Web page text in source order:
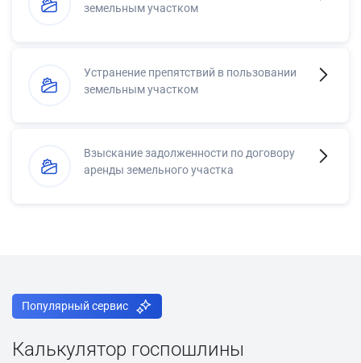
земельным участком
Устранение препятствий в пользовании
земельным участком
Взыскание задолженности по договору
аренды земельного участка
Популярный сервис
Калькулятор госпошлины